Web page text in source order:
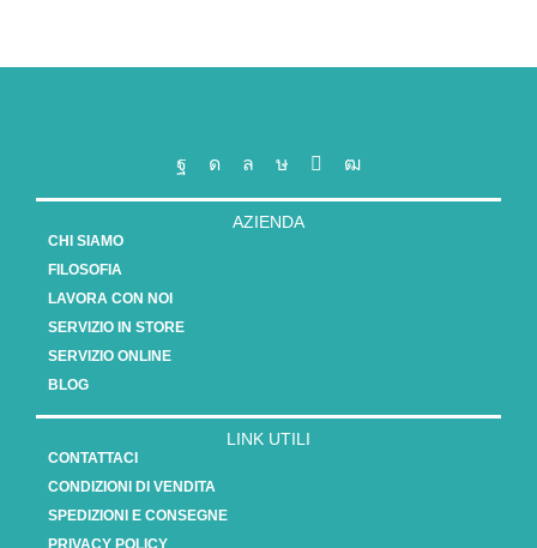
AZIENDA
CHI SIAMO
FILOSOFIA
LAVORA CON NOI
SERVIZIO IN STORE
SERVIZIO ONLINE
BLOG
LINK UTILI
CONTATTACI
CONDIZIONI DI VENDITA
SPEDIZIONI E CONSEGNE